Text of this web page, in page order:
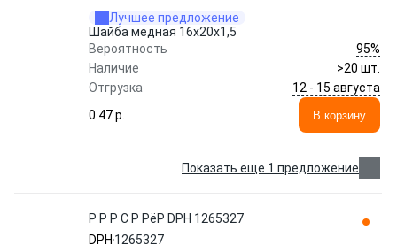
Лучшее предложение
Шайба медная 16х20x1,5
Вероятность
95%
Наличие
>20 шт.
Отгрузка
12 - 15 августа
0.47 p.
В корзину
Показать еще 1 предложение
Р Р Р С Р РёР DPH 1265327
DPH 1265327